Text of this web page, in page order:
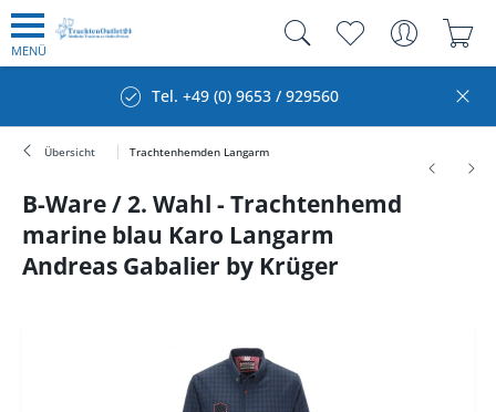
MENÜ
Tel. +49 (0) 9653 / 929560
Übersicht Trachtenhemden Langarm
B-Ware / 2. Wahl - Trachtenhemd
marine blau Karo Langarm
Andreas Gabalier by Krüger